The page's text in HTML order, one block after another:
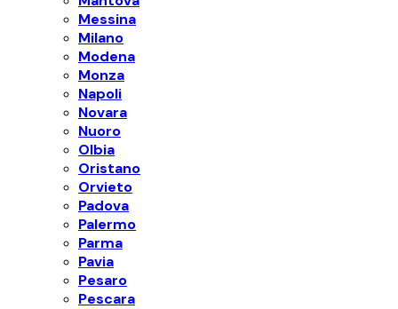
Messina
Milano
Modena
Monza
Napoli
Novara
Nuoro
Olbia
Oristano
Orvieto
Padova
Palermo
Parma
Pavia
Pesaro
Pescara